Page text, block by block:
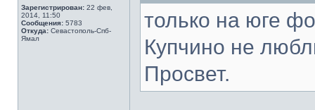
Зарегистрирован: 22 фев,
2014, 11:50
Сообщения: 5783
Откуда: Севастополь-Спб-
Ямал
только на юге
Купчино не
Просвет.